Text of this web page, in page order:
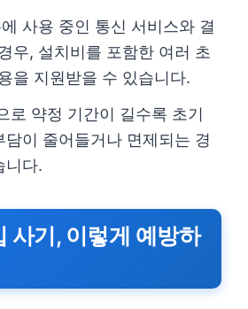
사용 중인 통신 서비스와 결
우, 설치비를 포함한 여러 초
을 지원받을 수 있습니다.
로 약정 기간이 길수록 초기
담이 줄어들거나 면제되는 경
니다.
사기, 이렇게 예방하